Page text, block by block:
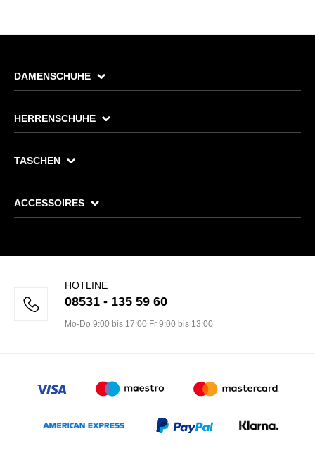
DAMENSCHUHE
HERRENSCHUHE
TASCHEN
ACCESSOIRES
HOTLINE
08531 - 135 59 60
Mo-Do 9:00 bis 17:00 Fr 9:00 bis 13:00